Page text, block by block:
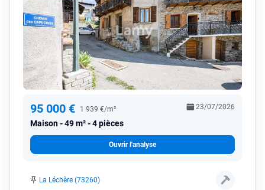
95 000 € 1 939 €/m²
Maison 49 m² - 4 pièces
23/07/2026
Ouvrir l'analyse
La Léchère (73260)